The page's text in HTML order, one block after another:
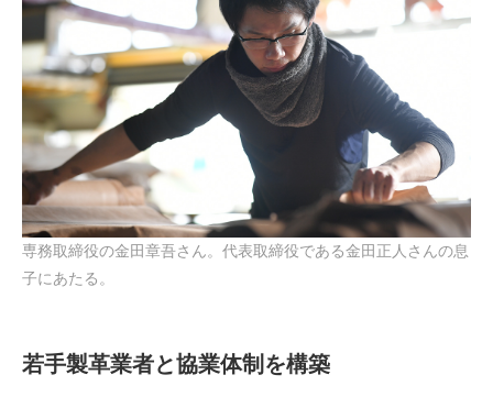
専務取締役の金田章吾さん。代表取締役である金田正人さんの息
子にあたる。
若手製革業者と協業体制を構築